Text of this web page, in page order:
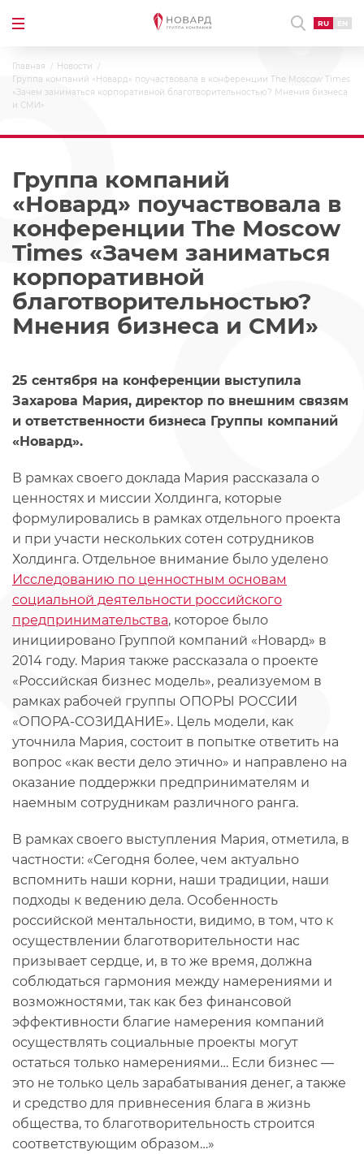
RU EN
Главная
Новости
Группа компаний «Новард» поучаствовала в конференции The Moscow Times
«Зачем заниматься корпоративной благотворительностью? Мнения бизнеса
и СМИ»
Группа компаний
«Новард» поучаствовала в
конференции The Moscow
Times «Зачем заниматься
корпоративной
благотворительностью?
Мнения бизнеса и СМИ»
25 сентября на конференции выступила
Захарова Мария, директор по внешним связям
и ответственности бизнеса Группы компаний
«Новард».
В рамках своего доклада Мария рассказала о
ценностях и миссии Холдинга, которые
формулировались в рамках отдельного проекта
и при участи нескольких сотен сотрудников
Холдинга. Отдельное внимание было уделено
Исследованию по ценностным основам
социальной деятельности российского
предпринимательства, которое было
инициировано Группой компаний «Новард» в
2014 году. Мария также рассказала о проекте
«Российская бизнес модель», реализуемом в
рамках рабочей группы ОПОРЫ РОССИИ
«ОПОРА-СОЗИДАНИЕ». Цель модели, как
уточнила Мария, состоит в попытке ответить на
вопрос «как вести дело этично» и направлено на
оказание поддержки предпринимателям и
наемным сотрудникам различного ранга.
В рамках своего выступления Мария, отметила, в
частности: «Сегодня более, чем актуально
вспомнить наши корни, наши традиции, наши
подходы к ведению дела. Особенность
российской ментальности, видимо, в том, что к
осуществлении благотворительности нас
призывает сердце, и, в то же время, должна
соблюдаться гармония между намерениями и
возможностями, так как без финансовой
эффективности благие намерения компаний
осуществлять социальные проекты могут
остаться только намерениями… Если бизнес —
это не только цель зарабатывания денег, а также
и средство для привнесения блага в жизнь
общества, то благотворительность строится
соответствующим образом…»